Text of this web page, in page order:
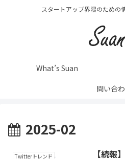
スタートアップ界隈のための
What’s Suan
問い合
2025-02
Twitterトレンド
【続報